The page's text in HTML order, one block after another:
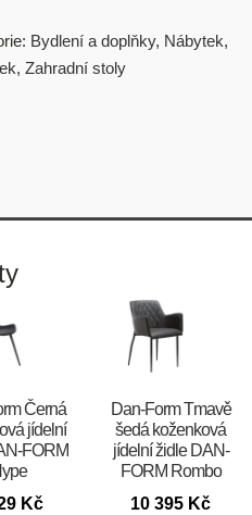
Bydlení a doplňky, Nábytek,
, Zahradní stoly
Černá
jídelní
FORM
Kč
​​​​​Dan-Form Tmavě
šedá koženková
jídelní židle DAN-
FORM Rombo
10 395 Kč